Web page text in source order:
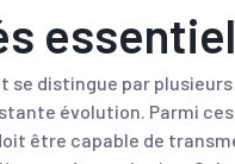
se distingue par
évolution. Parmi
être capable de